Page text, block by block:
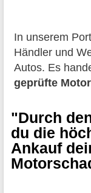
In unserem
Händler und
Autos. Es
geprüfte
"Durch
du die
Ankauf